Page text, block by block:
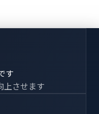
す
上させます
ら
車に